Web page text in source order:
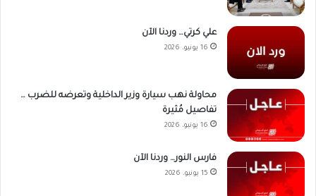
علي كرتي… وردنا الآن
16 يونيو، 2026
محاولة نهب سيارة وزير الداخلية وتعرضه للضرب …
تفاصيل مُثيرة
16 يونيو، 2026
فارس النور… وردنا الآن
15 يونيو، 2026